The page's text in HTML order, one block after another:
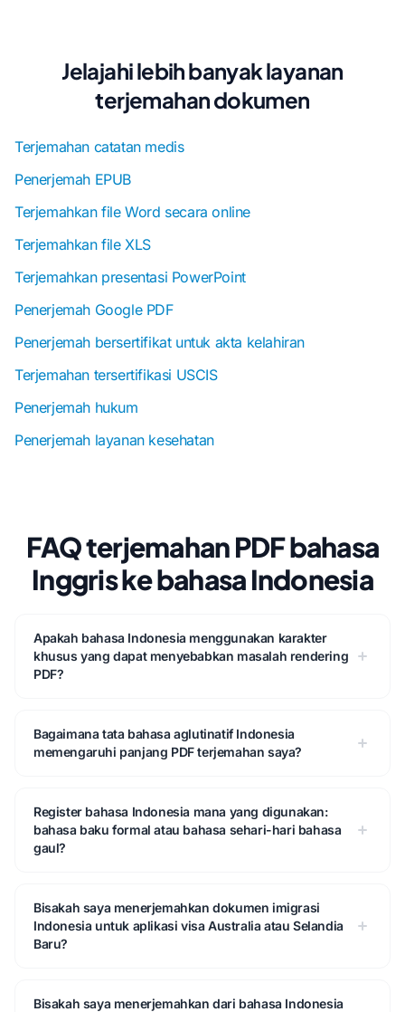
Jelajahi lebih banyak layanan
terjemahan dokumen
Terjemahan catatan medis
Penerjemah EPUB
Terjemahkan file Word secara online
Terjemahkan file XLS
Terjemahkan presentasi PowerPoint
Penerjemah Google PDF
Penerjemah bersertifikat untuk akta kelahiran
Terjemahan tersertifikasi USCIS
Penerjemah hukum
Penerjemah layanan kesehatan
FAQ terjemahan PDF bahasa
Inggris ke bahasa Indonesia
Apakah bahasa Indonesia menggunakan karakter
khusus yang dapat menyebabkan masalah rendering
PDF?
Bagaimana tata bahasa aglutinatif Indonesia
memengaruhi panjang PDF terjemahan saya?
Register bahasa Indonesia mana yang digunakan:
bahasa baku formal atau bahasa sehari-hari bahasa
gaul?
Bisakah saya menerjemahkan dokumen imigrasi
Indonesia untuk aplikasi visa Australia atau Selandia
Baru?
Bisakah saya menerjemahkan dari bahasa Indonesia